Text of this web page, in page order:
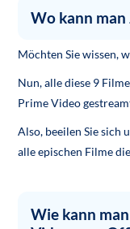
Wo kann man
Möchten Sie wissen,
Nun, alle diese 9
Prime Video
Also, beeilen Sie sich
alle epischen Filme
Wie kann